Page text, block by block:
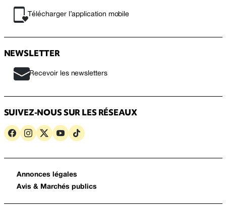
Télécharger l’application mobile
NEWSLETTER
Recevoir les newsletters
SUIVEZ-NOUS SUR LES RÉSEAUX
Annonces légales
Avis & Marchés publics